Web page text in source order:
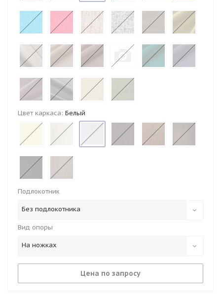
Цвет каркаса: Белый
Подлокотник
Без подлокотника
Вид опоры
На ножках
Цена по запросу